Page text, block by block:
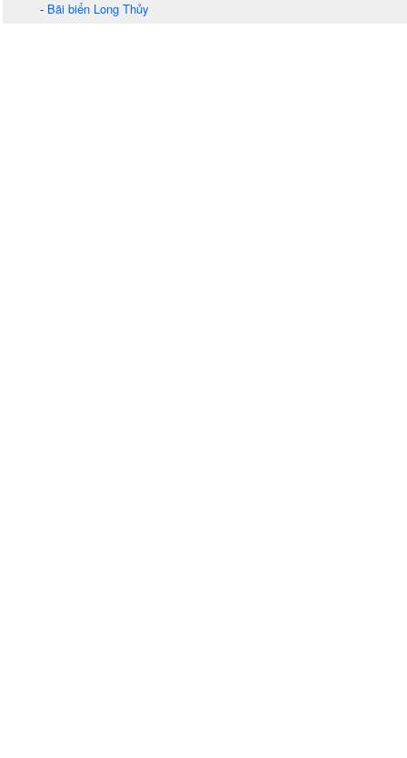
- Bãi biển Long Thủy